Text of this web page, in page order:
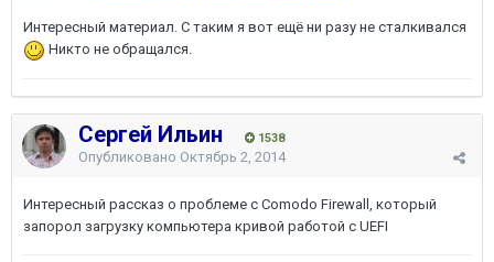
Интересный материал. С таким я вот ещё ни разу не сталкивался
Никто не обращался.
Сергей Ильин 1538
Опубликовано Октябрь 2, 2014
Интересный рассказ о проблеме с Comodo Firewall, который
запорол загрузку компьютера кривой работой с UEFI